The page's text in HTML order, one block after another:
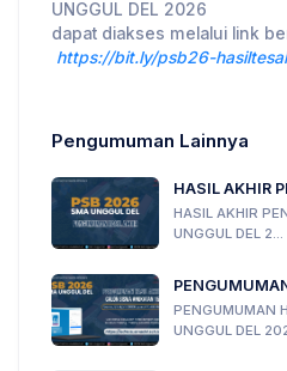
UNGGUL DEL 2026
dapat diakses melalui link
https://bit.ly/psb26-
Pengumuman Lainnya
HASIL AKHIR
HASIL AKHIR
UNGGUL DEL 2...
PENGUMUMAN
UNGGUL DEL